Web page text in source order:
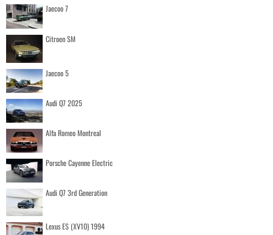
Jaecoo 7
Citroen SM
Jaecoo 5
Audi Q7 2025
Alfa Romeo Montreal
Porsche Cayenne Electric
Audi Q7 3rd Generation
Lexus ES (XV10) 1994